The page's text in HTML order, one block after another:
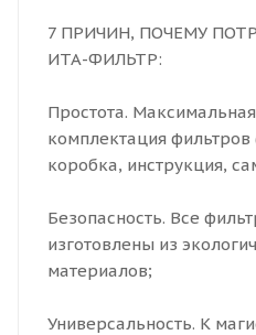
7 ПРИЧИН, ПОЧЕМУ
ИТА-ФИЛЬТР:
Простота.
комплектация
коробка, инструкция,
Безопасность. Все
изготовлены из
материалов;
Универсальность. К